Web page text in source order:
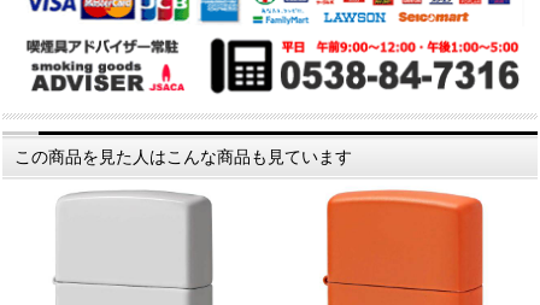
この商品を見た人はこんな商品も見ています